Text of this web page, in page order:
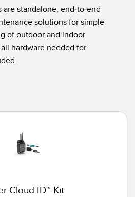
Software
are standalone, end-to-end
solutions for simple
of outdoor and indoor
hardware needed for
Cloud ID™ Kit